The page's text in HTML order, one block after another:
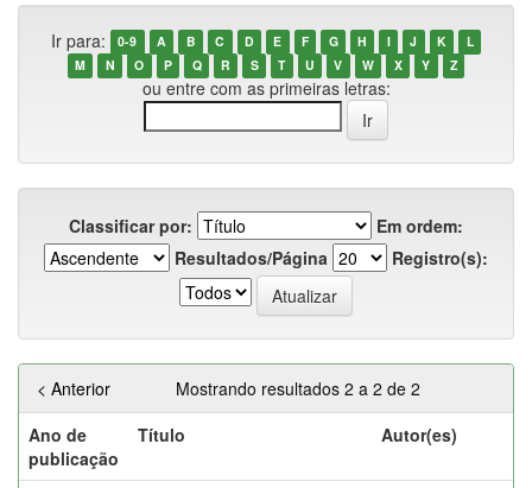
Ir para: 0-9 A B C D E F G H I J K
L
M
N O P Q R S T U V W X Y Z
ou entre com as primeiras letras:
Classificar por:
Em ordem:
Resultados/Página
Registro(s):
Mostrando resultados 2 a 2 de 2
< Anterior
Ano de
publicação
Título Autor(es)